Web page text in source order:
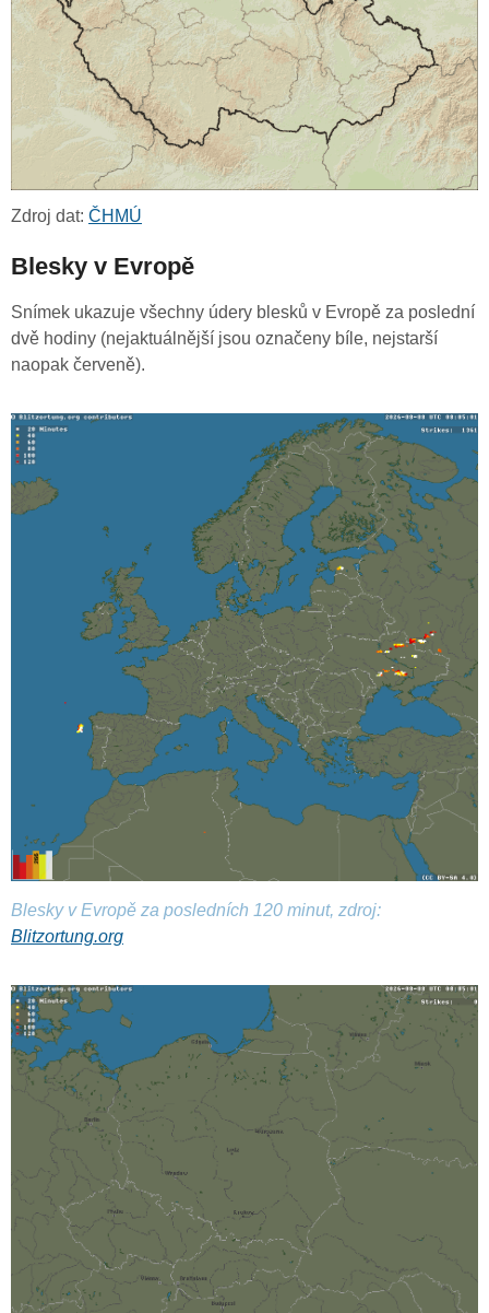
Zdroj dat: ČHMÚ
Blesky v Evropě
Snímek ukazuje všechny údery blesků v Evropě za poslední
dvě hodiny (nejaktuálnější jsou označeny bíle, nejstarší
naopak červeně).
Blesky v Evropě za posledních 120 minut, zdroj:
Blitzortung.org